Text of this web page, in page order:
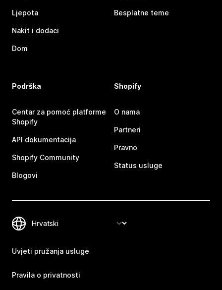
Ljepota
Nakit i dodaci
Dom
Besplatne teme
Podrška
Centar za pomoć platforme
Shopify
API dokumentacija
Shopify Community
Blogovi
Shopify
O nama
Partneri
Pravno
Status usluge
Uvjeti pružanja usluge
Pravila o privatnosti